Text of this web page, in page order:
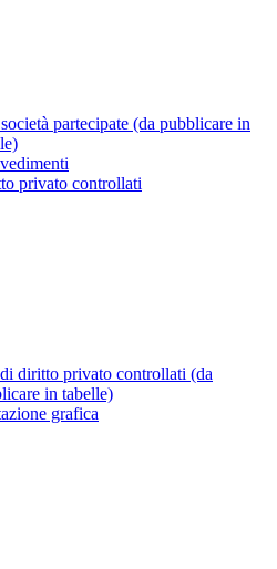
partecipate (da pubblicare in
privato controllati
diritto privato controllati (da
in tabelle)
grafica